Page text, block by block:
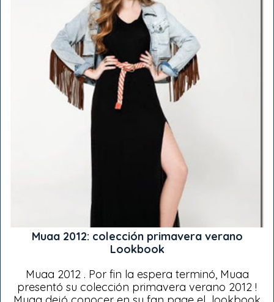
Muaa 2012: colección primavera verano
Lookbook
Muaa 2012 . Por fin la espera terminó, Muaa
presentó su colección primavera verano 2012 !